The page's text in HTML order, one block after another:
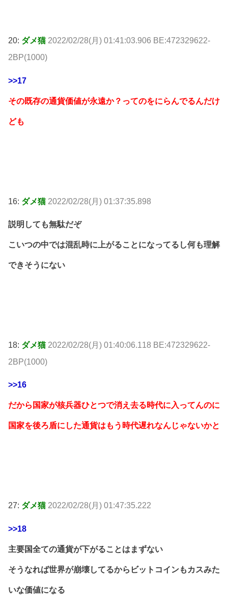
20: ダメ猫 2022/02/28(月) 01:41:03.906 BE:472329622-
2BP(1000)
>>17
その既存の通貨価値が永遠か？ってのをにらんでるんだけ
ども
16: ダメ猫 2022/02/28(月) 01:37:35.898
説明しても無駄だぞ
こいつの中では混乱時に上がることになってるし何も理解
できそうにない
18: ダメ猫 2022/02/28(月) 01:40:06.118 BE:472329622-
2BP(1000)
>>16
だから国家が核兵器ひとつで消え去る時代に入ってんのに
国家を後ろ盾にした通貨はもう時代遅れなんじゃないかと
27: ダメ猫 2022/02/28(月) 01:47:35.222
>>18
主要国全ての通貨が下がることはまずない
そうなれば世界が崩壊してるからビットコインもカスみた
いな価値になる